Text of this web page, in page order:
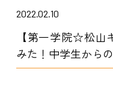
2022.02.10
【第一学院☆松山
みた！中学生から